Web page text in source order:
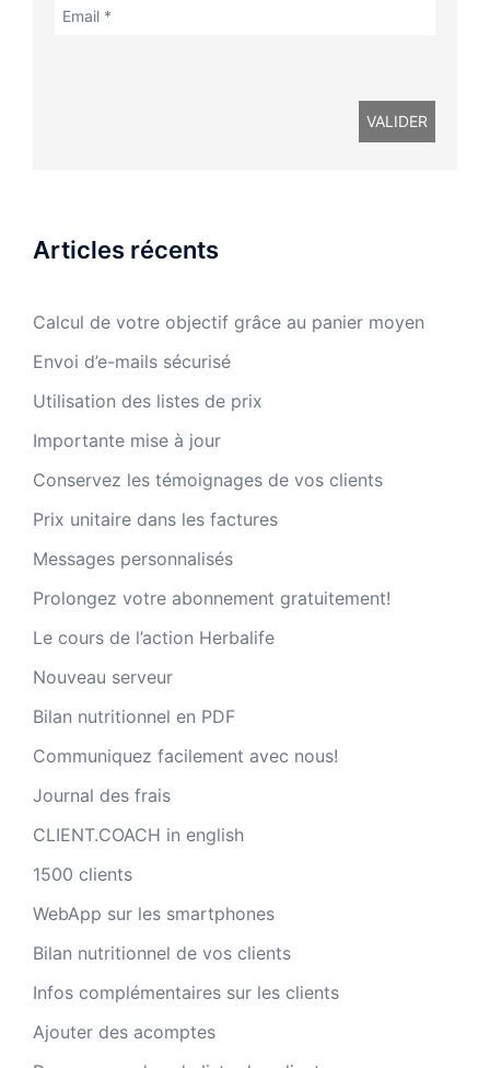
Articles récents
Calcul de votre objectif grâce au panier moyen
Envoi d’e-mails sécurisé
Utilisation des listes de prix
Importante mise à jour
Conservez les témoignages de vos clients
Prix unitaire dans les factures
Messages personnalisés
Prolongez votre abonnement gratuitement!
Le cours de l’action Herbalife
Nouveau serveur
Bilan nutritionnel en PDF
Communiquez facilement avec nous!
Journal des frais
CLIENT.COACH in english
1500 clients
WebApp sur les smartphones
Bilan nutritionnel de vos clients
Infos complémentaires sur les clients
Ajouter des acomptes